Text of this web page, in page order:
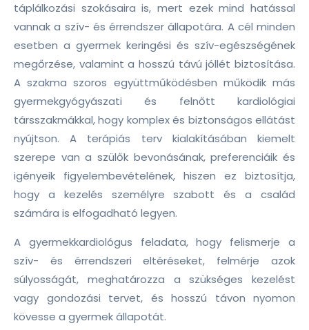
táplálkozási szokásaira is, mert ezek mind hatással
vannak a szív- és érrendszer állapotára. A cél minden
esetben a gyermek keringési és szív-egészségének
megőrzése, valamint a hosszú távú jóllét biztosítása.
A szakma szoros együttműködésben működik más
gyermekgyógyászati és felnőtt kardiológiai
társszakmákkal, hogy komplex és biztonságos ellátást
nyújtson. A terápiás terv kialakításában kiemelt
szerepe van a szülők bevonásának, preferenciáik és
igényeik figyelembevételének, hiszen ez biztosítja,
hogy a kezelés személyre szabott és a család
számára is elfogadható legyen.
A gyermekkardiológus feladata, hogy felismerje a
szív- és érrendszeri eltéréseket, felmérje azok
súlyosságát, meghatározza a szükséges kezelést
vagy gondozási tervet, és hosszú távon nyomon
kövesse a gyermek állapotát.